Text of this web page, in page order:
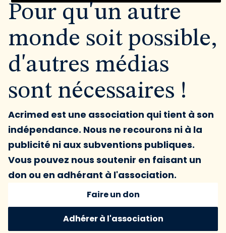
Pour qu'un autre
monde soit possible,
d'autres médias
sont nécessaires !
Acrimed est une association qui tient à son
indépendance. Nous ne recourons ni à la
publicité ni aux subventions publiques.
Vous pouvez nous soutenir en faisant un
don ou en adhérant à l'association.
Faire un don
Adhérer à l'association